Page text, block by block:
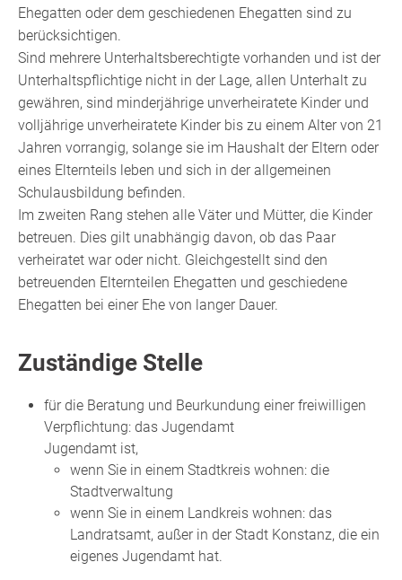
Ehegatten oder dem geschiedenen Ehegatten sind zu
berücksichtigen.
Sind mehrere Unterhaltsberechtigte vorhanden und ist der
Unterhaltspflichtige nicht in der Lage, allen Unterhalt zu
gewähren, sind minderjährige unverheiratete Kinder und
volljährige unverheiratete Kinder bis zu einem Alter von 21
Jahren vorrangig, solange sie im Haushalt der Eltern oder
eines Elternteils leben und sich in der allgemeinen
Schulausbildung befinden.
Im zweiten Rang stehen alle Väter und Mütter, die Kinder
betreuen. Dies gilt unabhängig davon, ob das Paar
verheiratet war oder nicht. Gleichgestellt sind den
betreuenden Elternteilen Ehegatten und geschiedene
Ehegatten bei einer Ehe von langer Dauer.
Zuständige Stelle
für die Beratung und Beurkundung einer freiwilligen
Verpflichtung: das Jugendamt
Jugendamt ist,
wenn Sie in einem Stadtkreis wohnen: die
Stadtverwaltung
wenn Sie in einem Landkreis wohnen: das
Landratsamt, außer in der Stadt Konstanz, die ein
eigenes Jugendamt hat.